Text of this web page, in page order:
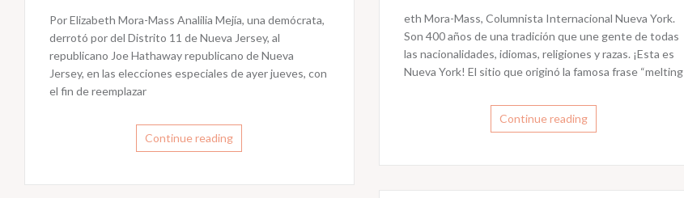
Por Elizabeth Mora-Mass Analilia Mejía, una demócrata,
derrotó por del Distrito 11 de Nueva Jersey, al
republicano Joe Hathaway republicano de Nueva
Jersey, en las elecciones especiales de ayer jueves, con
el fin de reemplazar
Continue reading
eth Mora-Mass, Columnista Internacional Nueva York.
Son 400 años de una tradición que une gente de todas
las nacionalidades, idiomas, religiones y razas. ¡Esta es
Nueva York! El sitio que originó la famosa frase “melting
Continue reading